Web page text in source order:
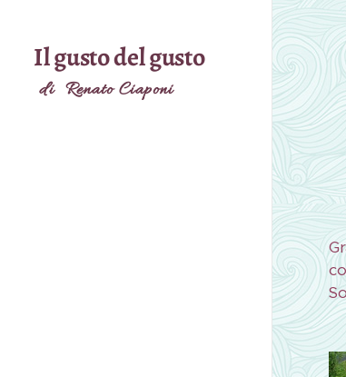
Il gusto del gusto
di Renato Ciaponi